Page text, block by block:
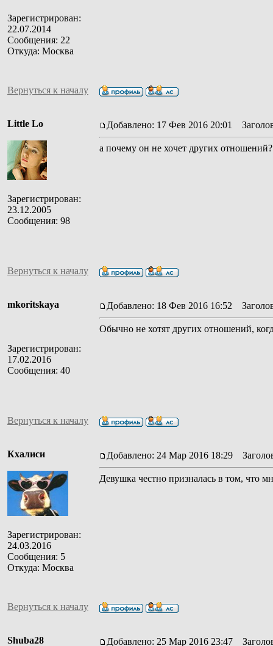
Зарегистрирован:
22.07.2014
Сообщения: 22
Откуда: Москва
Вернуться к началу
Little Lo
Зарегистрирован:
23.12.2005
Сообщения: 98
Добавлено: 17 Фев 2016 20:01
а почему он не хочет других
Вернуться к началу
mkoritskaya
Зарегистрирован:
17.02.2016
Сообщения: 40
Добавлено: 18 Фев 2016 16:52
Обычно не хотят других отношений,
Вернуться к началу
Кхалиси
Зарегистрирован:
24.03.2016
Сообщения: 5
Откуда: Москва
Добавлено: 24 Мар 2016 18:29
Девушка честно призналась в том, что
Вернуться к началу
Shuba28 Добавлено: 25 Мар 2016 23:47